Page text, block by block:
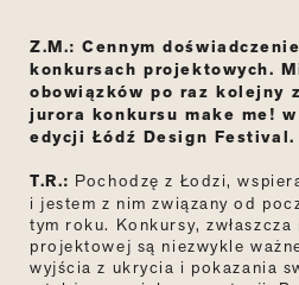
Z.M.: Cennym
konkursach projektowych.
obowiązków po raz kolejny
jurora konkursu make me!
edycji Łódź Design Festival.
T.R.: Pochodzę z Łodzi,
i jestem z nim związany od
tym roku. Konkursy,
projektowej są niezwykle
wyjścia z ukrycia i pokazania